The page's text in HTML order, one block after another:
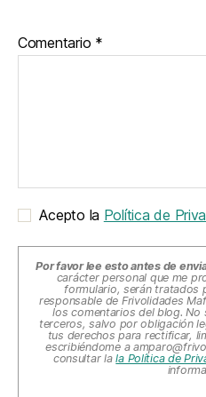
Comentario *
Acepto la Política de
Por favor lee esto antes de
carácter personal que me
formulario, serán tratados
responsable de Frivolidades
los comentarios del blog. No
terceros, salvo por obligación
tus derechos para rectificar,
escribiéndome a
consultar lala Política de